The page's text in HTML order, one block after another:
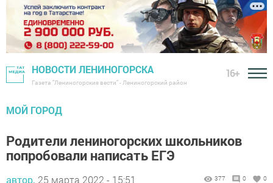
НОВОСТИ ЛЕНИНОГОРСКА
Газета "Лениногорские вести" - Лениногорский район
16+
МОЙ ГОРОД
Родители лениногорских школьников
попробовали написать ЕГЭ
автор, 25 марта 2022 - 15:51 377 0 0